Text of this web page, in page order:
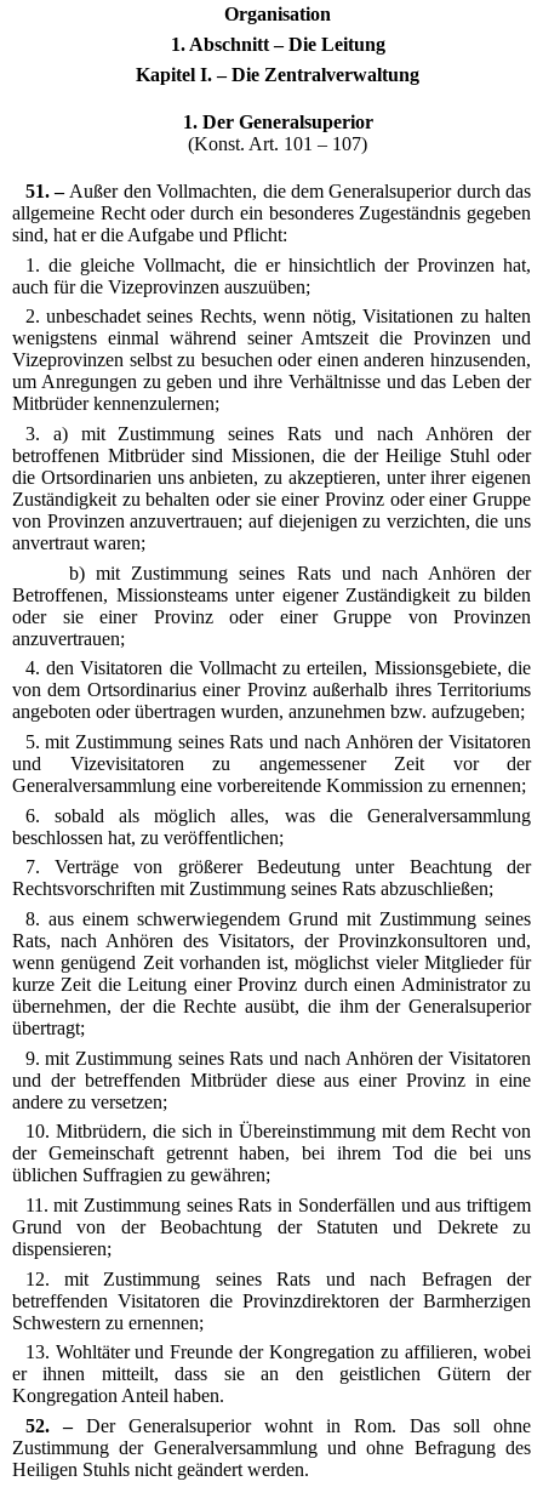
Organisation
1. Abschnitt – Die Leitung
Kapitel I. – Die Zentralverwaltung
1. Der Generalsuperior
(Konst. Art. 101 – 107)
51. – Außer den Vollmachten, die dem Generalsuperior durch das
allgemeine Recht oder durch ein besonderes Zugeständnis gegeben
sind, hat er die Aufgabe und Pflicht:
1. die gleiche Vollmacht, die er hinsichtlich der Provinzen hat,
auch für die Vizeprovinzen auszuüben;
2. unbeschadet seines Rechts, wenn nötig, Visitationen zu halten
wenigstens einmal während seiner Amtszeit die Provinzen und
Vizeprovinzen selbst zu besuchen oder einen anderen hinzusenden,
um Anregungen zu geben und ihre Verhältnisse und das Leben der
Mitbrüder kennenzulernen;
3. a) mit Zustimmung seines Rats und nach Anhören der
betroffenen Mitbrüder sind Missionen, die der Heilige Stuhl oder
die Ortsordinarien uns anbieten, zu akzeptieren, unter ihrer eigenen
Zuständigkeit zu behalten oder sie einer Provinz oder einer Gruppe
von Provinzen anzuvertrauen; auf diejenigen zu verzichten, die uns
anvertraut waren;
b) mit Zustimmung seines Rats und nach Anhören der
Betroffenen, Missionsteams unter eigener Zuständigkeit zu bilden
oder sie einer Provinz oder einer Gruppe von Provinzen
anzuvertrauen;
4. den Visitatoren die Vollmacht zu erteilen, Missionsgebiete, die
von dem Ortsordinarius einer Provinz außerhalb ihres Territoriums
angeboten oder übertragen wurden, anzunehmen bzw. aufzugeben;
5. mit Zustimmung seines Rats und nach Anhören der Visitatoren
und Vizevisitatoren zu angemessener Zeit vor der
Generalversammlung eine vorbereitende Kommission zu ernennen;
6. sobald als möglich alles, was die Generalversammlung
beschlossen hat, zu veröffentlichen;
7. Verträge von größerer Bedeutung unter Beachtung der
Rechtsvorschriften mit Zustimmung seines Rats abzuschließen;
8. aus einem schwerwiegendem Grund mit Zustimmung seines
Rats, nach Anhören des Visitators, der Provinzkonsultoren und,
wenn genügend Zeit vorhanden ist, möglichst vieler Mitglieder für
kurze Zeit die Leitung einer Provinz durch einen Administrator zu
übernehmen, der die Rechte ausübt, die ihm der Generalsuperior
übertragt;
9. mit Zustimmung seines Rats und nach Anhören der Visitatoren
und der betreffenden Mitbrüder diese aus einer Provinz in eine
andere zu versetzen;
10. Mitbrüdern, die sich in Übereinstimmung mit dem Recht von
der Gemeinschaft getrennt haben, bei ihrem Tod die bei uns
üblichen Suffragien zu gewähren;
11. mit Zustimmung seines Rats in Sonderfällen und aus triftigem
Grund von der Beobachtung der Statuten und Dekrete zu
dispensieren;
12. mit Zustimmung seines Rats und nach Befragen der
betreffenden Visitatoren die Provinzdirektoren der Barmherzigen
Schwestern zu ernennen;
13. Wohltäter und Freunde der Kongregation zu affilieren, wobei
er ihnen mitteilt, dass sie an den geistlichen Gütern der
Kongregation Anteil haben.
52. – Der Generalsuperior wohnt in Rom. Das soll ohne
Zustimmung der Generalversammlung und ohne Befragung des
Heiligen Stuhls nicht geändert werden.